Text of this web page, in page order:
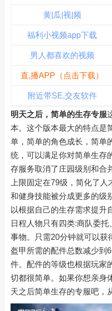
黄|瓜|视|频
福利小视频app下载
男人都喜欢的视频
直,播APP（点击下载）
附近带SE,交友软件
明天之后，简单的生存专服
本。这个版本最大的特点是
单，简单的角色成长，简单
统，可以满足你对简单生存
存服务取消了庄园级别和合
上限固定在79级，简化了
和健身技能被分成更多的级
以根据自己的生存需求提升
日程人物只有四类:商队委
事物。只需20分钟就可以获
盔甲所需的配件总数减少到
件。配件的等级也根据玩家
切都很简单。如果你想亲身
天之后简单生存的专服吧，